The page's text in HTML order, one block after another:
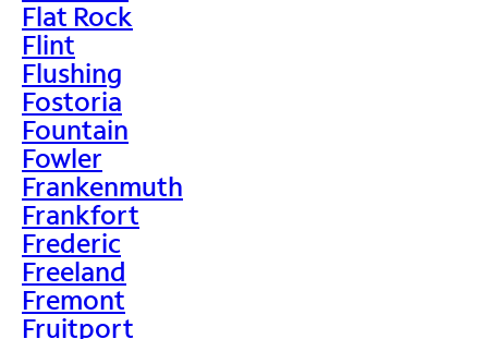
Flat Rock
Flint
Flushing
Fostoria
Fountain
Fowler
Frankenmuth
Frankfort
Frederic
Freeland
Fremont
Fruitport